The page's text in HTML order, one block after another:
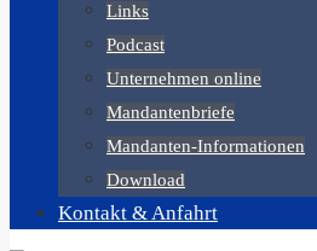
Links
Podcast
Unternehmen online
Mandantenbriefe
Mandanten-Informationen
Download
Kontakt & Anfahrt